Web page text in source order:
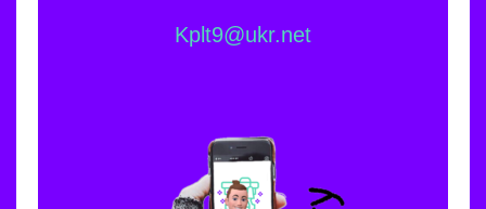
Kplt9@ukr.net